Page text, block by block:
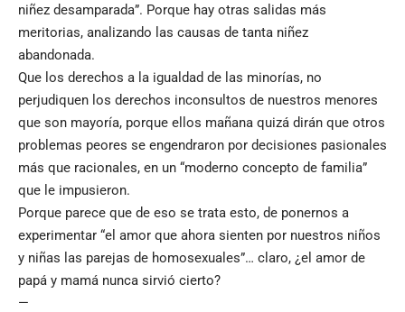
niñez desamparada”. Porque hay otras salidas más
meritorias, analizando las causas de tanta niñez
abandonada.
Que los derechos a la igualdad de las minorías, no
perjudiquen los derechos inconsultos de nuestros menores
que son mayoría, porque ellos mañana quizá dirán que otros
problemas peores se engendraron por decisiones pasionales
más que racionales, en un “moderno concepto de familia”
que le impusieron.
Porque parece que de eso se trata esto, de ponernos a
experimentar “el amor que ahora sienten por nuestros niños
y niñas las parejas de homosexuales”… claro, ¿el amor de
papá y mamá nunca sirvió cierto?
—